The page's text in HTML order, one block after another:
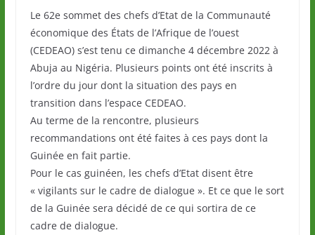
Le 62e sommet des chefs d’Etat de la Communauté
économique des États de l’Afrique de l’ouest
(CEDEAO) s’est tenu ce dimanche 4 décembre 2022 à
Abuja au Nigéria. Plusieurs points ont été inscrits à
l’ordre du jour dont la situation des pays en
transition dans l’espace CEDEAO.
Au terme de la rencontre, plusieurs
recommandations ont été faites à ces pays dont la
Guinée en fait partie.
Pour le cas guinéen, les chefs d’Etat disent être
« vigilants sur le cadre de dialogue ». Et ce que le sort
de la Guinée sera décidé de ce qui sortira de ce
cadre de dialogue.